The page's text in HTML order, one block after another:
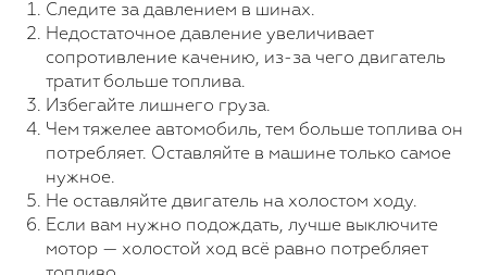
Следите за давлением в шинах.
Недостаточное давление увеличивает
сопротивление качению, из-за чего двигатель
тратит больше топлива.
Избегайте лишнего груза.
Чем тяжелее автомобиль, тем больше топлива он
потребляет. Оставляйте в машине только самое
нужное.
Не оставляйте двигатель на холостом ходу.
Если вам нужно подождать, лучше выключите
мотор — холостой ход всё равно потребляет